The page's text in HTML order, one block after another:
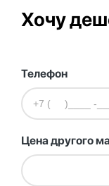
Хочу
Телефон
Цена другого